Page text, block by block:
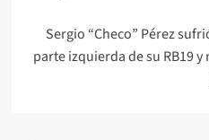
Sergio “Checo” Pérez
parte izquierda de su RB19